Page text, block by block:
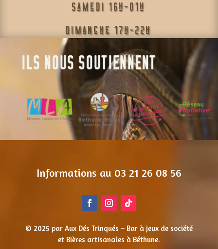
Samedi 16h-01h
Dimanche 17h-22h
ILS NOUS SOUTIENNENT
Informations au 03 21 26 08 56
© 2025 par Aux Dés Trinqués – Bar à jeux de société
et Bières artisanales à Béthune.